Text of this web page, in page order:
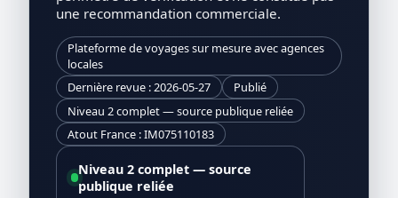
une recommandation commerciale.
Plateforme de voyages sur mesure avec agences
locales
Dernière revue : 2026-05-27
Publié
Niveau 2 complet — source publique reliée
Atout France : IM075110183
Niveau 2 complet — source
publique reliée